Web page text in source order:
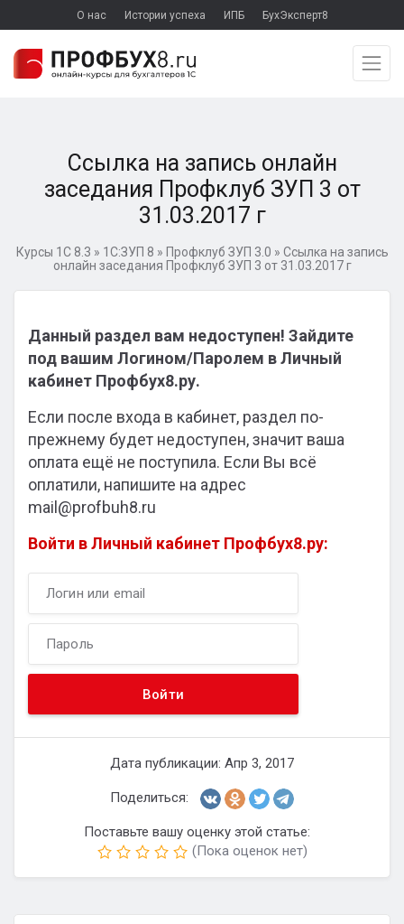
О нас Истории успеха ИПБ БухЭксперт8
Ссылка на запись онлайн
заседания Профклуб ЗУП 3 от
31.03.2017 г
Курсы 1С 8.3 » 1С:ЗУП 8 » Профклуб ЗУП 3.0 » Ссылка на запись
онлайн заседания Профклуб ЗУП 3 от 31.03.2017 г
Данный раздел вам недоступен! Зайдите
под вашим Логином/Паролем в Личный
кабинет Профбух8.ру.
Если после входа в кабинет, раздел по-
прежнему будет недоступен, значит ваша
оплата ещё не поступила. Если Вы всё
оплатили, напишите на адрес
mail@profbuh8.ru
Войти в Личный кабинет Профбух8.ру:
Дата публикации: Апр 3, 2017
Поделиться:
Поставьте вашу оценку этой статье:
(Пока оценок нет)